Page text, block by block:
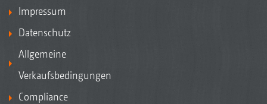
Impressum
Datenschutz
Allgemeine
Verkaufsbedingungen
Compliance